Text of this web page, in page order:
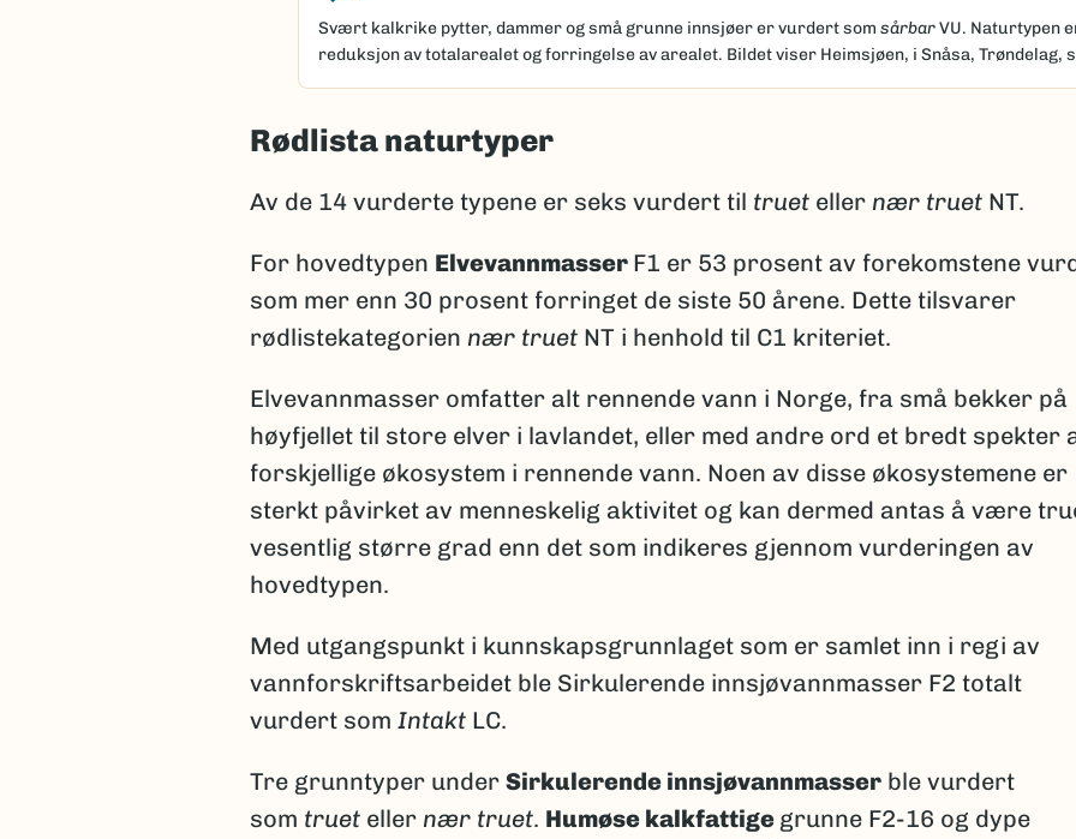
Svært kalkrike pytter, dammer og små grunne innsjøer er vurdert som sårbarVU. Naturtypen
reduksjon av totalarealet og forringelse av arealet. Bildet viser Heimsjøen, i Snåsa, Trøndelag,
Rødlista naturtyper
Av de 14 vurderte typene er seks vurdert til truet eller nær truet NT.
For hovedtypen Elvevannmasser F1 er 53 prosent av forekomstene
som mer enn 30 prosent forringet de siste 50 årene. Dette tilsvarer
rødlistekategorien nær truet NT i henhold til C1 kriteriet.
Elvevannmasser omfatter alt rennende vann i Norge, fra små bekker på
høyfjellet til store elver i lavlandet, eller med andre ord et bredt spekter
forskjellige økosystem i rennende vann. Noen av disse økosystemene er
sterkt påvirket av menneskelig aktivitet og kan dermed antas å være
vesentlig større grad enn det som indikeres gjennom vurderingen av
hovedtypen.
Med utgangspunkt i kunnskapsgrunnlaget som er samlet inn i regi av
vannforskriftsarbeidet ble Sirkulerende innsjøvannmasser F2 totalt
vurdert som Intakt LC.
Tre grunntyper under Sirkulerende innsjøvannmasser ble vurdert
som truet eller nær truet. Humøse kalkfattige grunne F2-16 og dype